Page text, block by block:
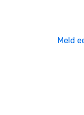
Meld